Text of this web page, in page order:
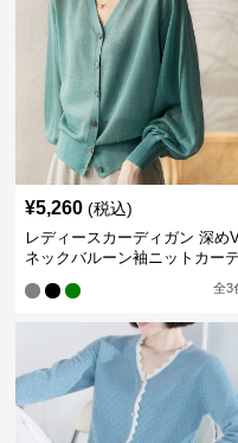
¥5,260 (税込)
レディースカーディガン 深め
ネックバルーン袖ニットカー
全3